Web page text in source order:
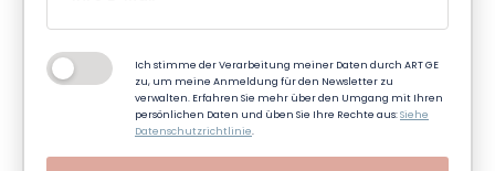
Ich stimme der Verarbeitung meiner Daten durch ART GE
zu, um meine Anmeldung für den Newsletter zu
verwalten. Erfahren Sie mehr über den Umgang mit Ihren
persönlichen Daten und üben Sie Ihre Rechte aus:Siehe
Datenschutzrichtlinie.